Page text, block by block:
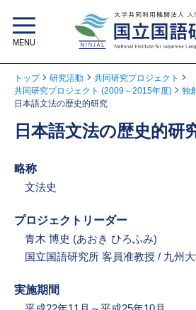
トップ 研究活動
共同研究プロジェクト
共同研究プロジェクト (2009～2015年度)
独
日本語文法の歴史的研究
日本語文法の歴史的研
略称
文法史
プロジェクトリーダー
青木 博史 (あおき ひろふみ)
国立国語研究所 客員准教授 / 九州
実施期間